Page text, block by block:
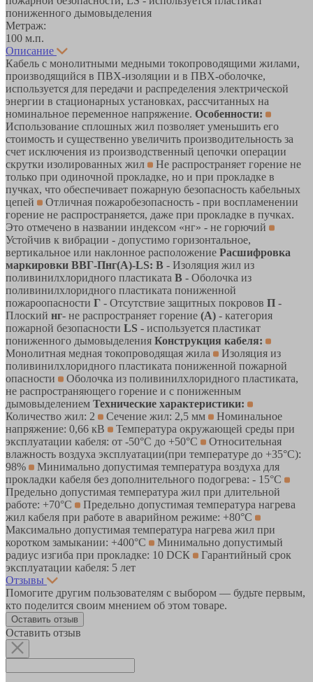
пониженного дымовыделения
Метраж:
100 м.п.
Описание
Кабель с монолитными медными токопроводящими жилами,
производящийся в ПВХ-изоляции и в ПВХ-оболочке,
используется для передачи и распределения электрической
энергии в стационарных установках, рассчитанных на
номинальное переменное напряжение. Особенности:
Использование сплошных жил позволяет уменьшить его
стоимость и существенно увеличить производительность за
счет исключения из производственный цепочки операции
скрутки изолированных жил
Не распространяет горение не
только при одиночной прокладке, но и при прокладке в
пучках, что обеспечивает пожарную безопасность кабельных
цепей
Отличная пожаробезопасность - при воспламенении
горение не распространяется, даже при прокладке в пучках.
Это отмечено в названии индексом «нг» - не горючий
Устойчив к вибрации - допустимо горизонтальное,
вертикальное или наклонное расположение Расшифровка
маркировки ВВГ-Пнг(A)-LS: В - Изоляция жил из
поливинилхлоридного пластиката В - Оболочка из
поливинилхлоридного пластиката пониженной
пожароопасности Г - Отсутствие защитных покровов П -
Плоский нг- не распространяет горение (А) - категория
пожарной безопасности LS - используется пластикат
пониженного дымовыделения Конструкция кабеля:
Монолитная медная токопроводящая жила
Изоляция из
поливинилхлоридного пластиката пониженной пожарной
опасности
Оболочка из поливинилхлоридного пластиката,
не распространяющего горение и с пониженным
дымовыделением Технические характеристики:
Количество жил: 2
Сечение жил: 2,5 мм
Номинальное
напряжение: 0,66 кВ
Температура окружающей среды при
эксплуатации кабеля: от -50°С до +50°С
Относительная
влажность воздуха эксплуатации(при температуре до +35°С):
98%
Минимально допустимая температура воздуха для
прокладки кабеля без дополнительного подогрева: - 15°С
Предельно допустимая температура жил при длительной
работе: +70°С
Предельно допустимая температура нагрева
жил кабеля при работе в аварийном режиме: +80°С
Максимально допустимая температура нагрева жил при
коротком замыкании: +400°С
Минимально допустимый
радиус изгиба при прокладке: 10 DСК
Гарантийный срок
эксплуатации кабеля: 5 лет
Отзывы
Помогите другим пользователям с выбором — будьте первым,
кто поделится своим мнением об этом товаре.
Оставить отзыв
Оставить отзыв